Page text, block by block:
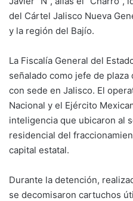
del Cártel Jalisco Nueva
y la región del Bajío.
La Fiscalía General del
señalado como jefe de
con sede en Jalisco. El
Nacional y el Ejército
inteligencia que ubicaron al
residencial del
capital estatal.
Durante la detención,
se decomisaron cartuchos